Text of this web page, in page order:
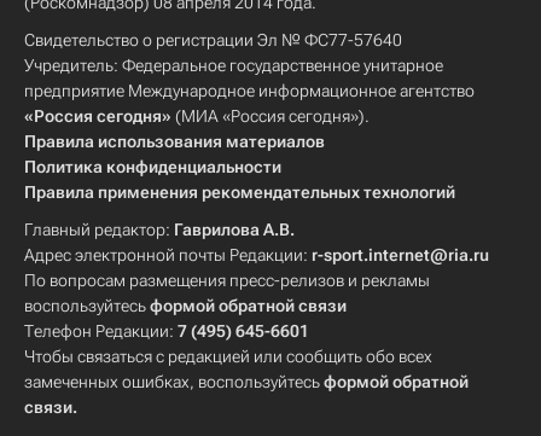
Свидетельство о регистрации Эл № ФС77-57640
Учредитель: Федеральное государственное унитарное
предприятие Международное информационное агентство
«Россия сегодня» (МИА «Россия сегодня»).
Правила использования материалов
Политика конфиденциальности
Правила применения рекомендательных технологий
Главный редактор: Гаврилова А.В.
Адрес электронной почты Редакции: r-sport.internet@ria.ru
По вопросам размещения пресс-релизов и рекламы
воспользуйтесьформой обратной связи
Телефон Редакции: 7 (495) 645-6601
Чтобы связаться с редакцией или сообщить обо всех
замеченных ошибках, воспользуйтесьформой обратной
связи.